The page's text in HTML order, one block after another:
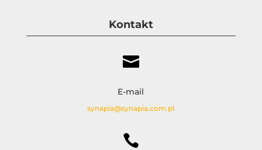
Kontakt

E-mail
synapia@synapia.com.pl
